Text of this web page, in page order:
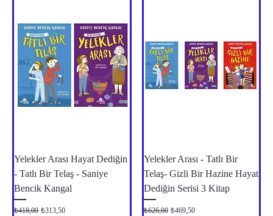
Yelekler Arası Hayat Dediğin
- Tatlı Bir Telaş - Saniye
Bencik Kangal
Normal Fiyat
₺418,00 İndirimli Fiyat
₺313,50
Yelekler Arası - Tatlı Bir
Telaş- Gizli Bir Hazine Hayat
Dediğin Serisi 3 Kitap
Normal Fiyat
₺626,00 İndirimli Fiyat
₺469,50